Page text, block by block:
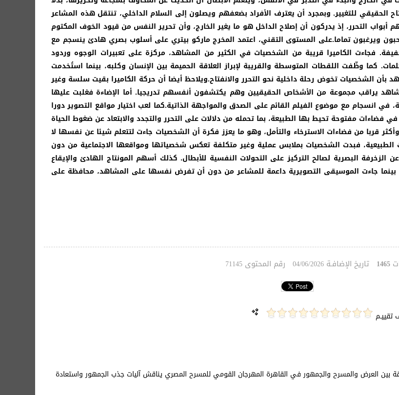
للتغيير. وبمجرد أن يعترف الأفراد بضعفهم ويصلون إلى السلام الداخلي، تنتقل هذه المشاعر
أبواب التحرر، إذ يدركون أن إصلاح الداخل هو ما يغير الخارج، وأن تحرير النفس من قيود الخوف المكتوم
يحبون ويرغبون تماما.على المستوى التقني، اعتمد المخرج ماركو بيتري على أسلوب بصري هادئ ينسجم مع
فجاءت الكاميرا قريبة من الشخصيات في الكثير من المشاهد، مركزة على تعبيرات الوجوه وردود
كما وظّفت اللقطات المتوسطة والقريبة لإبراز العلاقة الحميمة بين الإنسان وكلبه، بينما استُخدمت
الشخصيات تخوض رحلة داخلية نحو التحرر والانفتاح.ويلاحظ أيضا أن حركة الكاميرا بقيت سلسة وغير
يراقب مجموعة من الأشخاص الحقيقيين وهم يكتشفون أنفسهم تدريجيا. أما الإضاءة فغلبت عليها
في انسجام مع موضوع الفيلم القائم على الصدق والمواجهة الذاتية.كما لعب اختيار مواقع التصوير دورا
مفتوحة تحيط بها الطبيعة، بما تحمله من دلالات على التحرر والتجدد والابتعاد عن ضغوط الحياة
قربا من فضاءات الاسترخاء والتأمل، وهو ما يعزز فكرة أن الشخصيات جاءت لتتعلم شيئا عن نفسها لا
الطبيعية، فبدت الشخصيات بملابس عملية وغير متكلفة تعكس شخصياتها ومواقعها الاجتماعية من دون
البصرية لصالح التركيز على التحولات النفسية للأبطال. كذلك أسهم المونتاج الهادئ والإيقاع
بينما جاءت الموسيقى التصويرية داعمة للمشاعر من دون أن تفرض نفسها على المشاهد، محافظة على
1465 تاريخ الإضافـة 04/06/2026 رقم المحتوى 71145
بين العرض والمسرح والجمهور في القاهرة المهرجان القومي للمسرح المصري يناقش آليات جذب الجمهور واستعادة